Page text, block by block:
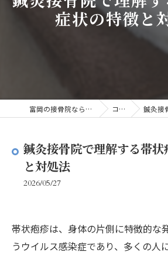
症状の特徴と
富岡の接骨院なら学鍼灸接骨院 コラム 鍼灸接骨院
鍼灸接骨院で理解する帯
と対処法
2026/05/27
帯状疱疹は、身体の片側に特徴的な
うウイルス感染症であり、多くの人